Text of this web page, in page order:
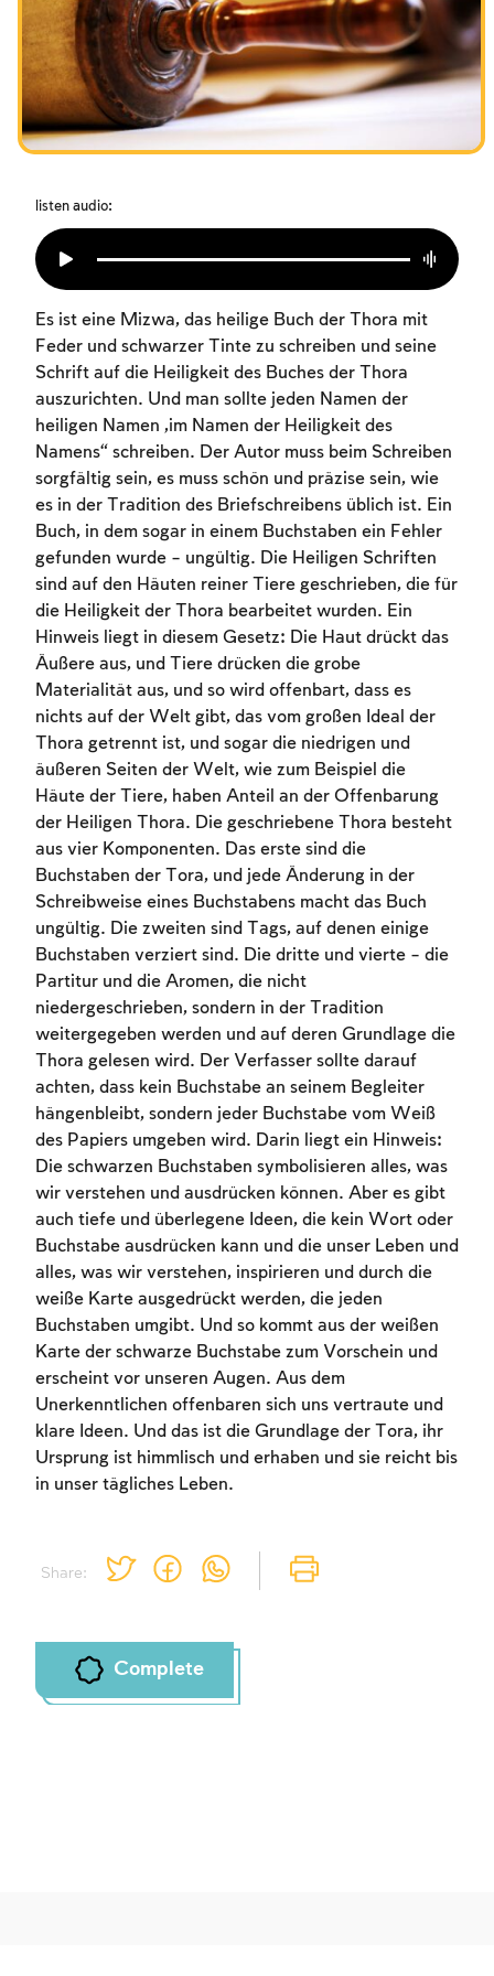
Das Fasten der Zerstörung
Amtseinführung
Purim
listen audio:
Share:
Es ist eine Mizwa, das heilige Buch der Thora mit
Feder und schwarzer Tinte zu schreiben und seine
Schrift auf die Heiligkeit des Buches der Thora
auszurichten. Und man sollte jeden Namen der
heiligen Namen „im Namen der Heiligkeit des
Namens“ schreiben. Der Autor muss beim Schreiben
sorgfältig sein, es muss schön und präzise sein, wie
es in der Tradition des Briefschreibens üblich ist. Ein
Buch, in dem sogar in einem Buchstaben ein Fehler
gefunden wurde – ungültig. Die Heiligen Schriften
sind auf den Häuten reiner Tiere geschrieben, die für
die Heiligkeit der Thora bearbeitet wurden. Ein
Hinweis liegt in diesem Gesetz: Die Haut drückt das
Äußere aus, und Tiere drücken die grobe
Materialität aus, und so wird offenbart, dass es
nichts auf der Welt gibt, das vom großen Ideal der
Thora getrennt ist, und sogar die niedrigen und
äußeren Seiten der Welt, wie zum Beispiel die
Häute der Tiere, haben Anteil an der Offenbarung
der Heiligen Thora. Die geschriebene Thora besteht
aus vier Komponenten. Das erste sind die
Buchstaben der Tora, und jede Änderung in der
Schreibweise eines Buchstabens macht das Buch
ungültig. Die zweiten sind Tags, auf denen einige
Buchstaben verziert sind. Die dritte und vierte – die
Partitur und die Aromen, die nicht
niedergeschrieben, sondern in der Tradition
weitergegeben werden und auf deren Grundlage die
Thora gelesen wird. Der Verfasser sollte darauf
achten, dass kein Buchstabe an seinem Begleiter
hängenbleibt, sondern jeder Buchstabe vom Weiß
des Papiers umgeben wird. Darin liegt ein Hinweis:
Die schwarzen Buchstaben symbolisieren alles, was
wir verstehen und ausdrücken können. Aber es gibt
auch tiefe und überlegene Ideen, die kein Wort oder
Buchstabe ausdrücken kann und die unser Leben und
alles, was wir verstehen, inspirieren und durch die
weiße Karte ausgedrückt werden, die jeden
Buchstaben umgibt. Und so kommt aus der weißen
Karte der schwarze Buchstabe zum Vorschein und
erscheint vor unseren Augen. Aus dem
Unerkenntlichen offenbaren sich uns vertraute und
klare Ideen. Und das ist die Grundlage der Tora, ihr
Ursprung ist himmlisch und erhaben und sie reicht bis
in unser tägliches Leben.
Complete
Account required
To mark concepts as learned, you'll need
to create an account or log in.
Sign up Login